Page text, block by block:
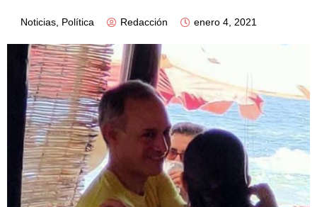
Noticias, Política Redacción enero 4, 2021